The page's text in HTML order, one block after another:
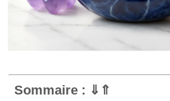
Sommaire : ⇓⇑